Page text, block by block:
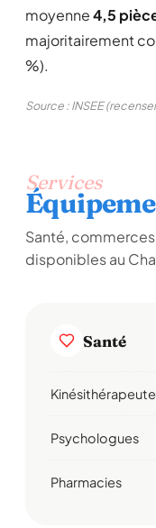
moyenne4,5
majoritairement
%).
Source : INSEE
Services
Santé,
disponibles au
Santé
Psychologues
Pharmacies